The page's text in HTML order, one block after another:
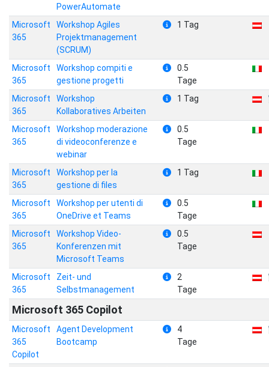
PowerAutomate
Microsoft
365
Workshop Agiles
Projektmanagement
(SCRUM)
1 Tag
Microsoft
365
Workshop compiti e
gestione progetti
0.5
Tage
Microsoft
365
Workshop
Kollaboratives Arbeiten
1 Tag
Microsoft
365
Workshop moderazione
di videoconferenze e
webinar
0.5
Tage
Microsoft
365
Workshop per la
gestione di files
1 Tag
Microsoft
365
Workshop per utenti di
OneDrive et Teams
0.5
Tage
Microsoft
365
Workshop Video-
Konferenzen mit
Microsoft Teams
0.5
Tage
Microsoft
365
Zeit- und
Selbstmanagement
2
Tage
Microsoft 365 Copilot
Microsoft
365
Copilot
Agent Development
Bootcamp
4
Tage